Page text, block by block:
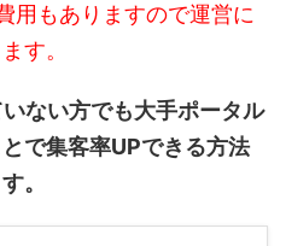
用もありますので運営に
す。
ない方でも大手ポータル
で集客率UPできる方法
。